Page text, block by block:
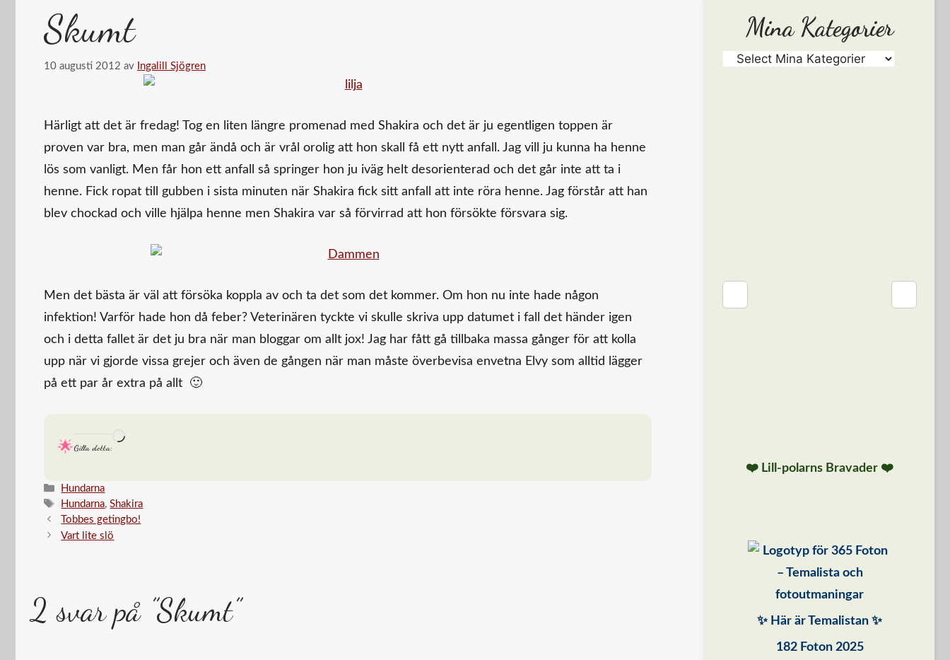
Skumt
10 augusti 2012 av Ingalill Sjögren
Härligt att det är fredag! Tog en liten längre promenad med Shakira och det är ju egentligen toppen är
proven var bra, men man går ändå och är vrål orolig att hon skall få ett nytt anfall. Jag vill ju kunna ha henne
lös som vanligt. Men får hon ett anfall så springer hon ju iväg helt desorienterad och det går inte att ta i
henne. Fick ropat till gubben i sista minuten när Shakira fick sitt anfall att inte röra henne. Jag förstår att han
blev chockad och ville hjälpa henne men Shakira var så förvirrad att hon försökte försvara sig.
Men det bästa är väl att försöka koppla av och ta det som det kommer. Om hon nu inte hade någon
infektion! Varför hade hon då feber? Veterinären tyckte vi skulle skriva upp datumet i fall det händer igen
och i detta fallet är det ju bra när man bloggar om allt jox! Jag har fått gå tillbaka massa gånger för att kolla
upp när vi gjorde vissa grejer och även de gången när man måste överbevisa envetna Elvy som alltid lägger
på ett par år extra på allt 🙂
Gilla detta:
Laddar
Kategorier
Hundarna
Etiketter
Hundarna,Shakira
Tobbes getingbo!
Vart lite slö
2 svar på ”Skumt”
Mina Kategorier
❤️ Lill-polarns Bravader ❤️
✨ Här är Temalistan ✨
182 Foton 2025